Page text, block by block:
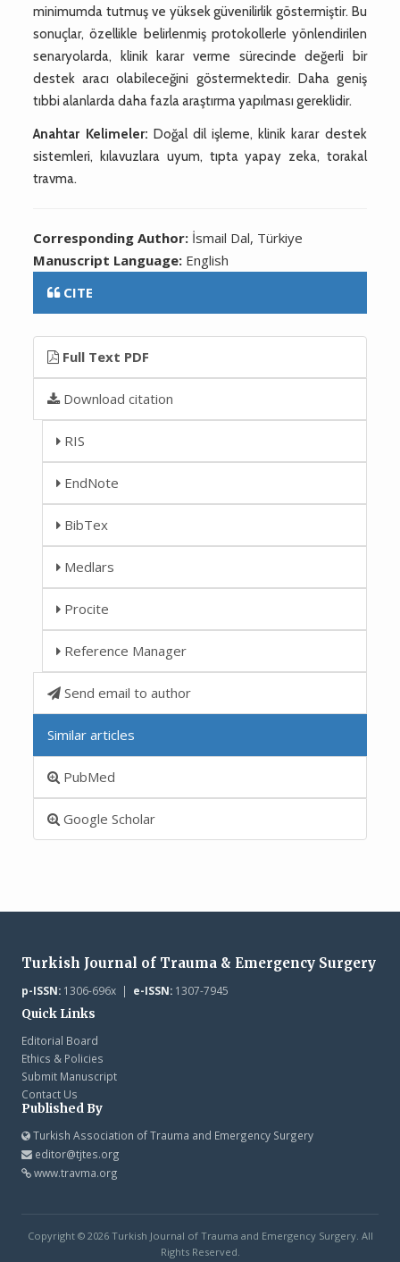
minimumda tutmuş ve yüksek güvenilirlik göstermiştir. Bu
sonuçlar, özellikle belirlenmiş protokollerle yönlendirilen
senaryolarda, klinik karar verme sürecinde değerli bir
destek aracı olabileceğini göstermektedir. Daha geniş
tıbbi alanlarda daha fazla araştırma yapılması gereklidir.
Anahtar Kelimeler: Doğal dil işleme, klinik karar destek
sistemleri, kılavuzlara uyum, tıpta yapay zeka, torakal
travma.
Corresponding Author: İsmail Dal, Türkiye
Manuscript Language: English
CITE
Full Text PDF
Download citation
RIS
EndNote
BibTex
Medlars
Procite
Reference Manager
Send email to author
Similar articles
PubMed
Google Scholar
Turkish Journal of Trauma & Emergency Surgery
p-ISSN:1306-696x | e-ISSN:1307-7945
Quick Links
Editorial Board
Ethics & Policies
Submit Manuscript
Contact Us
Published By
Turkish Association of Trauma and Emergency Surgery
editor@tjtes.org
www.travma.org
Copyright © 2026 Turkish Journal of Trauma and Emergency Surgery. All
Rights Reserved.